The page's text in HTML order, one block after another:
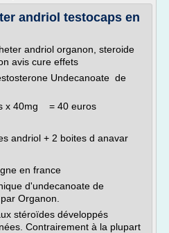
andriol testocaps en
andriol organon, steroide
avis cure effets
Undecanoate de
40mg = 40 euros
+ 2 boites d anavar
en france
d'undecanoate de
Organon.
stéroïdes développés
Contrairement à la plupart